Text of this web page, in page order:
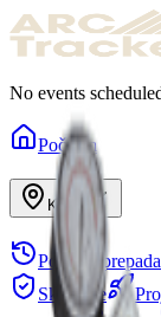
No events
Početna
Karte
Povijest prepada
Sklonište